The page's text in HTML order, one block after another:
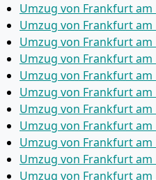
Umzug von Frankfurt am
Umzug von Frankfurt am
Umzug von Frankfurt am
Umzug von Frankfurt
Umzug von Frankfurt
Umzug von Frankfurt
Umzug von Frankfurt
Umzug von Frankfurt
Umzug von Frankfurt
Umzug von Frankfurt
Umzug von Frankfurt am